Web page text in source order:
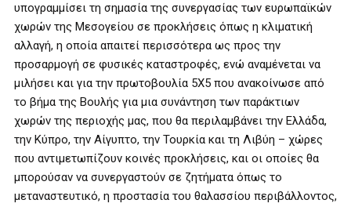
υπογραμμίσει τη σημασία της συνεργασίας των ευρωπαϊκών
χωρών της Μεσογείου σε προκλήσεις όπως η κλιματική
αλλαγή, η οποία απαιτεί περισσότερα ως προς την
προσαρμογή σε φυσικές καταστροφές, ενώ αναμένεται να
μιλήσει και για την πρωτοβουλία 5Χ5 που ανακοίνωσε από
το βήμα της Βουλής για μια συνάντηση των παράκτιων
χωρών της περιοχής μας, που θα περιλαμβάνει την Ελλάδα,
την Κύπρο, την Αίγυπτο, την Τουρκία και τη Λιβύη – χώρες
που αντιμετωπίζουν κοινές προκλήσεις, και οι οποίες θα
μπορούσαν να συνεργαστούν σε ζητήματα όπως το
μεταναστευτικό, η προστασία του θαλασσίου περιβάλλοντος,